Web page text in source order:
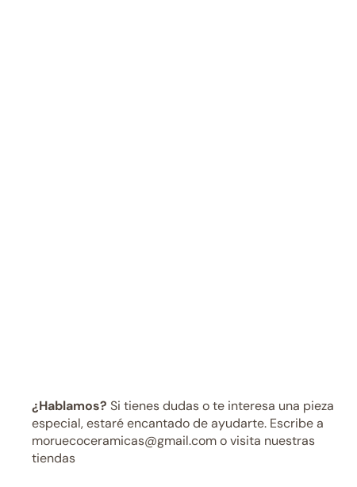
¿Hablamos? Si tienes dudas o te interesa una pieza
especial, estaré encantado de ayudarte. Escribe a
moruecoceramicas@gmail.com o visita nuestras
tiendas